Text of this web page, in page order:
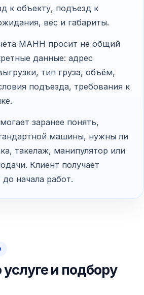
к объекту, подъезд к
вес и габариты.
МАНН просит не общий
данные: адрес
тип груза, объём,
подъезда, требования к
заранее понять,
машины, нужны ли
такелаж, манипулятор или
Клиент получает
начала работ.
и подбору